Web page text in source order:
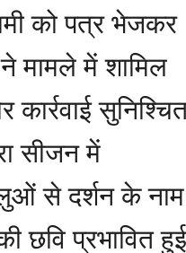
को पत्र भेजकर
मामले में शामिल
सीजन में
से दर्शन के नाम
प्रभावित हुई